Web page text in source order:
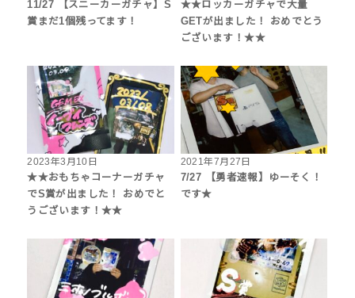
11/27 【スニーカーガチャ】S
賞まだ1個残ってます！
★★ロッカーガチャで大量
GETが出ました！ おめでとう
ございます！★★
2023年3月10日
★★おもちゃコーナーガチャ
でS賞が出ました！ おめでと
うございます！★★
2021年7月27日
7/27 【勇者速報】ゆーそく！
です★